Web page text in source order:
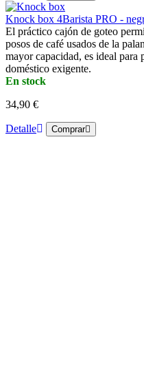
Knock box 4Barista PRO -
El práctico cajón de goteo
posos de café usados de la
mayor capacidad, es ideal para
doméstico exigente.
En stock
34,90 €
Detalle Comprar